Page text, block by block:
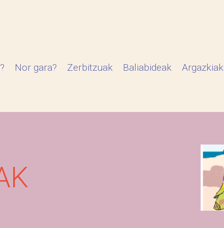
Nor gara? Zerbitzuak Baliabideak Argazkiak